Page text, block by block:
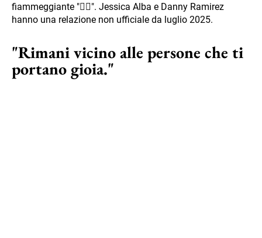
fiammeggiante "❤️‍🔥". Jessica Alba e Danny Ramirez
hanno una relazione non ufficiale da luglio 2025.
"Rimani vicino alle persone che ti
portano gioia."